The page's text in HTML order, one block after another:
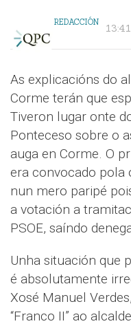
REDACCIÓN
As explicacións do
Corme terán que
Tiveron lugar onte
Ponteceso sobre o
auga en Corme. O
era convocado pola
nun mero paripé
a votación a
PSOE, saíndo
Unha situación que
é absolutamente
Xosé Manuel
“Franco II” ao